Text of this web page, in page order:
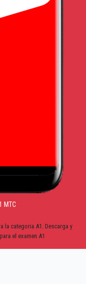
MTC
la categoria A1. Descarga y
el examen A1